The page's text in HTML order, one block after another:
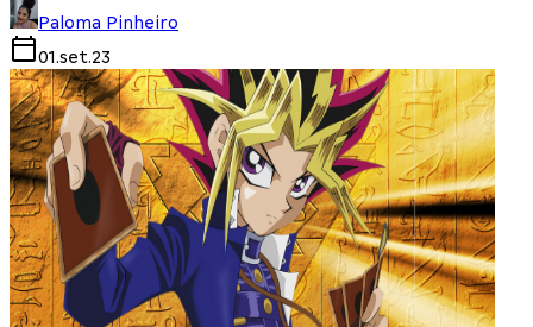
Paloma Pinheiro
01.set.23